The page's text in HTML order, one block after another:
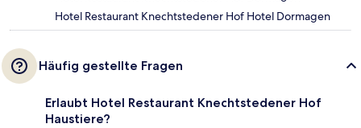
Hotel Restaurant Knechtstedener Hof Hotel Dormagen
Häufig gestellte Fragen
Erlaubt Hotel Restaurant Knechtstedener Hof
Haustiere?